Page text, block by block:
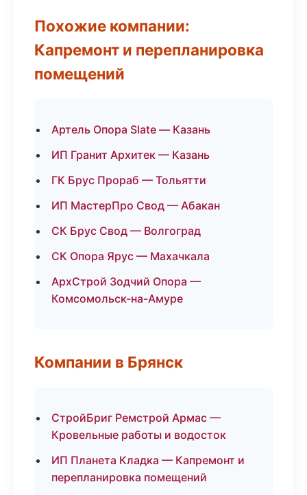
Похожие компании:
Капремонт и перепланировка
помещений
Артель Опора Slate — Казань
ИП Гранит Архитек — Казань
ГК Брус Прораб — Тольятти
ИП МастерПро Свод — Абакан
СК Брус Свод — Волгоград
СК Опора Ярус — Махачкала
АрхСтрой Зодчий Опора —
Комсомольск-на-Амуре
Компании в Брянск
СтройБриг Ремстрой Армас —
Кровельные работы и водосток
ИП Планета Кладка — Капремонт и
перепланировка помещений